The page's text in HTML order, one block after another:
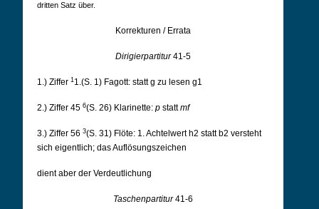
dritten Satz über.
Korrekturen / Errata
Dirigierpartitur 41-5
1.) Ziffer 1 1.(S. 1) Fagott: statt g zu lesen g1
2.) Ziffer 45 6(S. 26) Klarinette: p stattmf
3.) Ziffer 56 3(S. 31) Flöte: 1. Achtelwert h2 statt b2 versteht
sich eigentlich; das Auflösungszeichen
dient aber der Verdeutlichung
Taschenpartitur 41-6